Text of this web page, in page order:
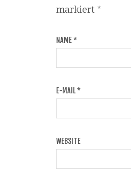
markiert *
NAME*
E-MAIL*
WEBSITE